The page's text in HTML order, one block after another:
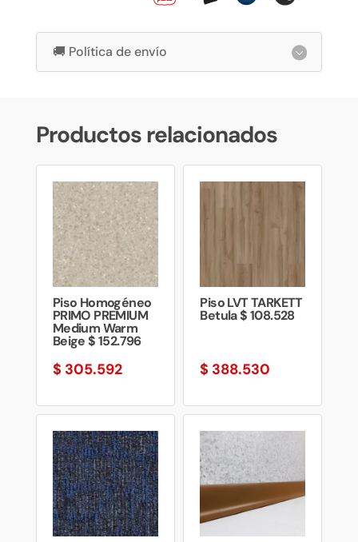
🚚 Política de envío
Productos relacionados
Piso Homogéneo
PRIMO PREMIUM
Medium Warm
Beige $ 152.796
$ 305.592
Piso LVT TARKETT
Betula $ 108.528
$ 388.530